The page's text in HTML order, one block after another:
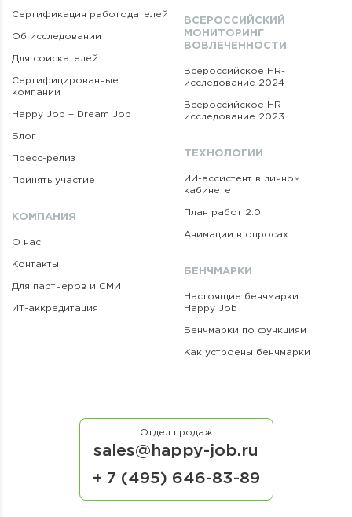
Сертификация работодателей
Об исследовании
Для соискателей
Сертифицированные
компании
Happy Job + Dream Job
Блог
Пресс-релиз
Принять участие
КОМПАНИЯ
О нас
Контакты
Для партнеров и СМИ
ИТ-аккредитация
ВСЕРОССИЙСКИЙ
МОНИТОРИНГ
ВОВЛЕЧЕННОСТИ
Всероссийское HR-
исследование 2024
Всероссийское HR-
исследование 2023
ТЕХНОЛОГИИ
ИИ-ассистент в личном
кабинете
План работ 2.0
Анимации в опросах
БЕНЧМАРКИ
Настоящие бенчмарки
Happy Job
Бенчмарки по функциям
Как устроены бенчмарки
Отдел продаж
sales@happy-job.ru
+ 7 (495) 646-83-89